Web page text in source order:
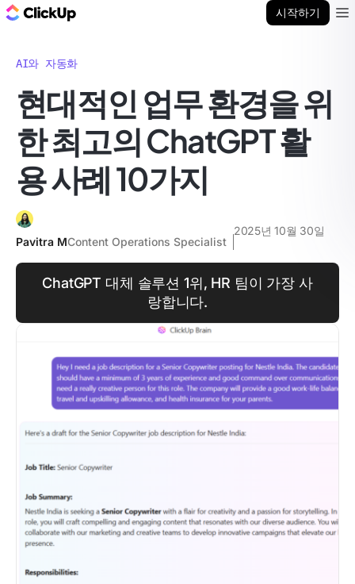
시작하기
AI와 자동화
현대적인 업무 환경을 위
한 최고의 ChatGPT 활
용 사례 10가지
Pavitra MContent Operations Specialist
2025년 10월 30일
ChatGPT 대체 솔루션 1위, HR 팀이 가장 사
랑합니다.